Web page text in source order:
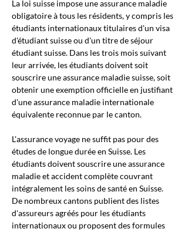
La loi suisse impose une assurance maladie
obligatoire à tous les résidents, y compris les
étudiants internationaux titulaires d'un visa
d'étudiant suisse ou d'un titre de séjour
étudiant suisse. Dans les trois mois suivant
leur arrivée, les étudiants doivent soit
souscrire une assurance maladie suisse, soit
obtenir une exemption officielle en justifiant
d'une assurance maladie internationale
équivalente reconnue par le canton.
L'assurance voyage ne suffit pas pour des
études de longue durée en Suisse. Les
étudiants doivent souscrire une assurance
maladie et accident complète couvrant
intégralement les soins de santé en Suisse.
De nombreux cantons publient des listes
d'assureurs agréés pour les étudiants
internationaux ou proposent des formules